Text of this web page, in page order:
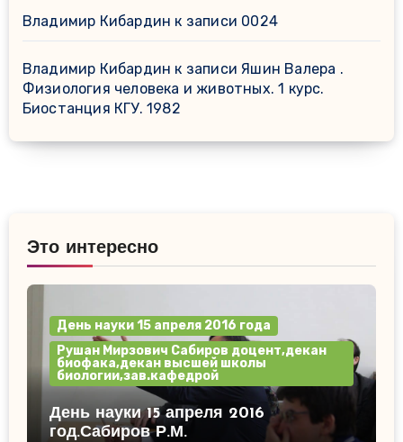
Владимир Кибардин к записи 0024
Владимир Кибардин к записиЯшин Валера .
Физиология человека и животных. 1 курс.
Биостанция КГУ. 1982
Это интересно
День науки 15 апреля 2016 года
Рушан Мирзович Сабиров доцент,декан
биофака,декан высшей школы
биологии,зав.кафедрой
День науки 15 апреля 2016
год.Сабиров Р.М.